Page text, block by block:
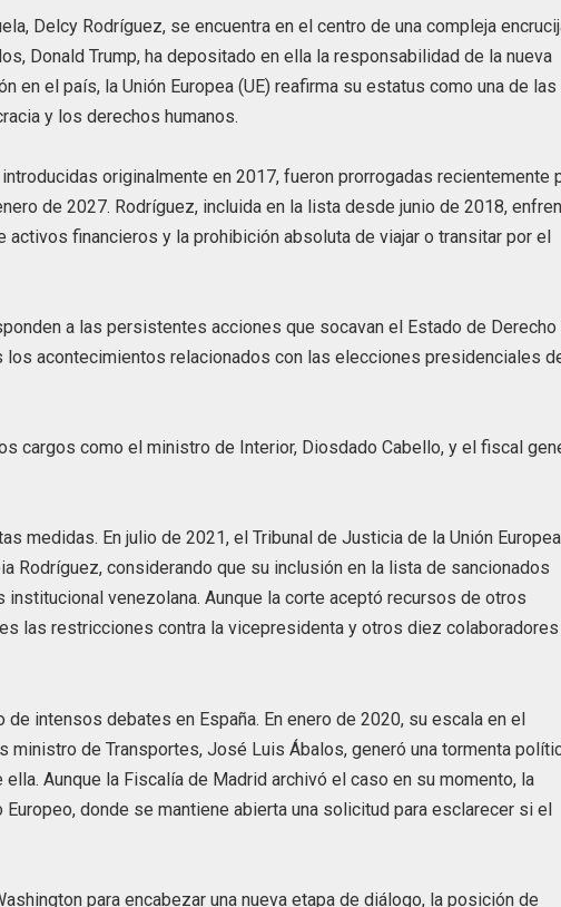
Delcy Rodríguez, se encuentra en el centro de una compleja
Donald Trump, ha depositado en ella la responsabilidad de la nueva
en el país, la Unión Europea (UE) reafirma su estatus como una de las
y los derechos humanos.
originalmente en 2017, fueron prorrogadas recientemente
de 2027. Rodríguez, incluida en la lista desde junio de 2018,
financieros y la prohibición absoluta de viajar o transitar por el
a las persistentes acciones que socavan el Estado de Derecho
acontecimientos relacionados con las elecciones presidenciales
cargos como el ministro de Interior, Diosdado Cabello, y el fiscal
medidas. En julio de 2021, el Tribunal de Justicia de la Unión Europea
Rodríguez, considerando que su inclusión en la lista de sancionados
venezolana. Aunque la corte aceptó recursos de otros
las restricciones contra la vicepresidenta y otros diez colaboradores
intensos debates en España. En enero de 2020, su escala en el
ministro de Transportes, José Luis Ábalos, generó una tormenta
Aunque la Fiscalía de Madrid archivó el caso en su momento, la
donde se mantiene abierta una solicitud para esclarecer si el
para encabezar una nueva etapa de diálogo, la posición de